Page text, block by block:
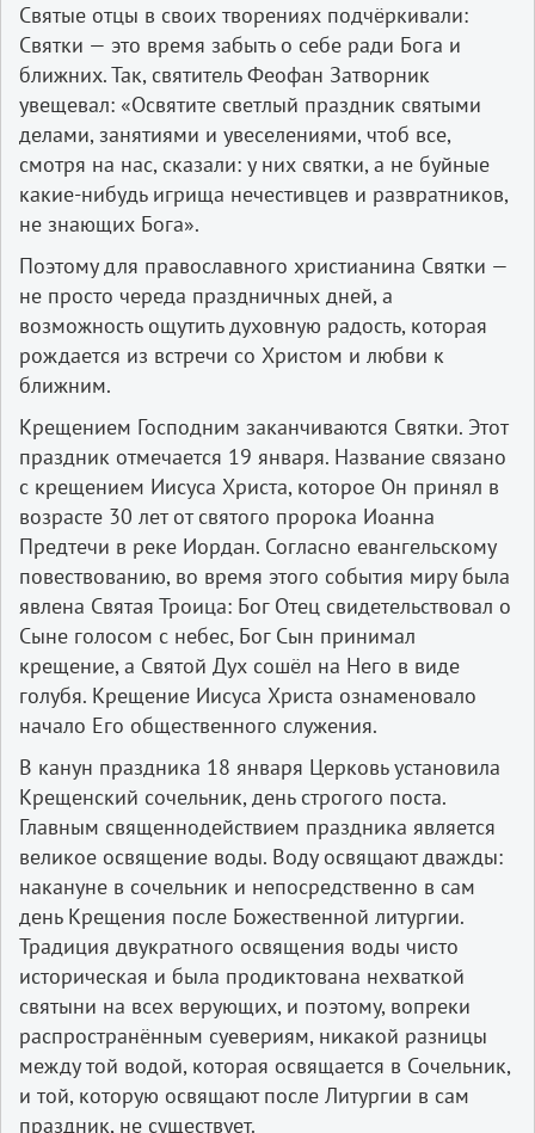
Святые отцы в своих творениях подчёркивали:
Святки — это время забыть о себе ради Бога и
ближних. Так, святитель Феофан Затворник
увещевал: «Освятите светлый праздник святыми
делами, занятиями и увеселениями, чтоб все,
смотря на нас, сказали: у них святки, а не буйные
какие-нибудь игрища нечестивцев и развратников,
не знающих Бога».
Поэтому для православного христианина Святки —
не просто череда праздничных дней, а
возможность ощутить духовную радость, которая
рождается из встречи со Христом и любви к
ближним.
Крещением Господним заканчиваются Святки. Этот
праздник отмечается 19 января. Название связано
с крещением Иисуса Христа, которое Он принял в
возрасте 30 лет от святого пророка Иоанна
Предтечи в реке Иордан. Согласно евангельскому
повествованию, во время этого события миру была
явлена Святая Троица: Бог Отец свидетельствовал о
Сыне голосом с небес, Бог Сын принимал
крещение, а Святой Дух сошёл на Него в виде
голубя. Крещение Иисуса Христа ознаменовало
начало Его общественного служения.
В канун праздника 18 января Церковь установила
Крещенский сочельник, день строгого поста.
Главным священнодействием праздника является
великое освящение воды. Воду освящают дважды:
накануне в сочельник и непосредственно в сам
день Крещения после Божественной литургии.
Традиция двукратного освящения воды чисто
историческая и была продиктована нехваткой
святыни на всех верующих, и поэтому, вопреки
распространённым суевериям, никакой разницы
между той водой, которая освящается в Сочельник,
и той, которую освящают после Литургии в сам
праздник, не существует.